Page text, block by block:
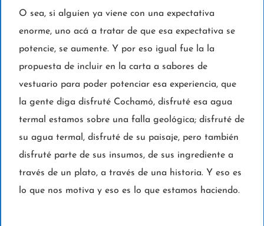
O sea, si alguien ya viene con una expectativa
enorme, uno acá a tratar de que esa expectativa se
potencie, se aumente. Y por eso igual fue la la
propuesta de incluir en la carta a sabores de
vestuario para poder potenciar esa experiencia, que
la gente diga disfruté Cochamó, disfruté esa agua
termal estamos sobre una falla geológica; disfruté de
su agua termal, disfruté de su paisaje, pero también
disfruté parte de sus insumos, de sus ingrediente a
través de un plato, a través de una historia. Y eso es
lo que nos motiva y eso es lo que estamos haciendo.